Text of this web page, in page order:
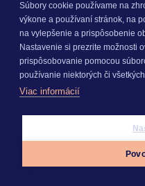
Súbory cookie používame na
výkone a používaní stránok, na
na vylepšenie a prispôsobenie
Nastavenie si prezrite možnosti
prispôsobovanie pomocou
používanie niektorých či
Viac informácií